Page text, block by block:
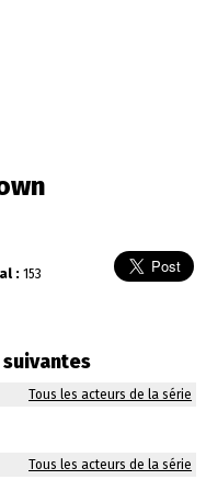
: 153
Tous les acteurs de la série
Tous les acteurs de la série